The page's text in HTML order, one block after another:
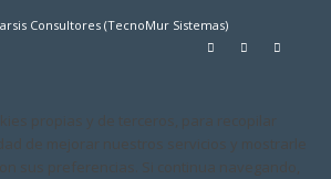
Consultores (TecnoMur Sistemas)
propias y de terceros, para recopilar
de mejorar nuestros servicios y mostrarle
sus preferencias. Si continua navegando,